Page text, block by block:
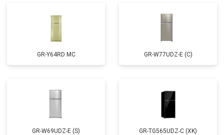
GR-Y64RD MC GR-W77UDZ-E (C)
GR-W69UDZ-E (S) GR-TG565UDZ-C (XK)